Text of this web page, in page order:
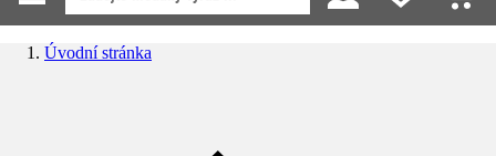
Úvodní stránka